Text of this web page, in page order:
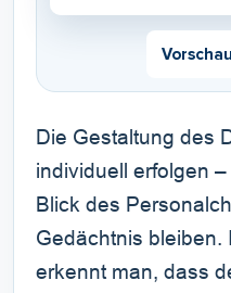
Die Gestaltung des
individuell erfolgen
Blick des
Gedächtnis bleiben.
erkennt man, dass